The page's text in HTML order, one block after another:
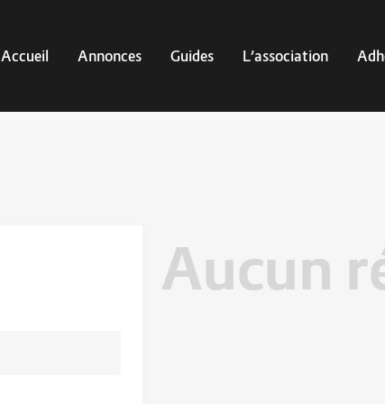
Accueil Annonces Guides L’association
Aucun